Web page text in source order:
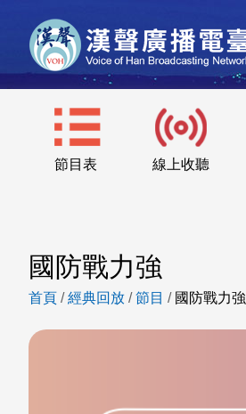
節目表 線上收聽
國防戰力強
首頁 /經典回放 /節目 / 國防戰力強